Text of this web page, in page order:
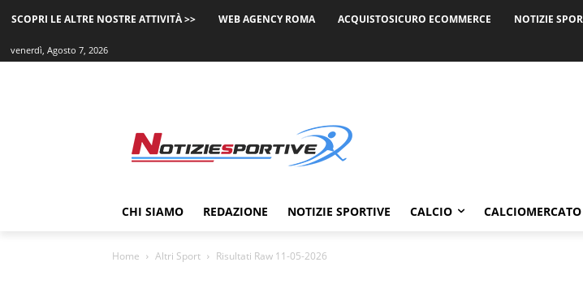
SCOPRI LE ALTRE NOSTRE ATTIVITÀ >> WEB AGENCY ROMA ACQUISTOSICURO ECOMMERCE NOTIZIE
venerdì, Agosto 7, 2026
CHI SIAMO REDAZIONE NOTIZIE SPORTIVE CALCIO CALCIOMERCATO
Home Altri Sport Risultati Raw 11-05-2026